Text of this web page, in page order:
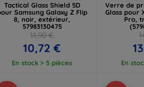
Tactical Glass Shield 5D
Samsung Galaxy Z Flip
8, noir, extérieur,
57983130475
11,90 €
10,72 €
En stock > 5 pièces
Verre de
Glass pour
Pro,
En